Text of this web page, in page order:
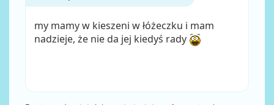
my mamy w kieszeni w łóżeczku i mam
nadzieje, że nie da jej kiedyś rady